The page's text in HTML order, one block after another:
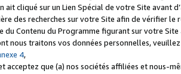
ait cliqué sur un Lien Spécial de votre Site avant
des recherches sur votre Site afin de vérifier
du Contenu du Programme figurant sur votre
nous traitons vos données personnelles,
4,
acceptez que (a) nos sociétés affiliées et nous-